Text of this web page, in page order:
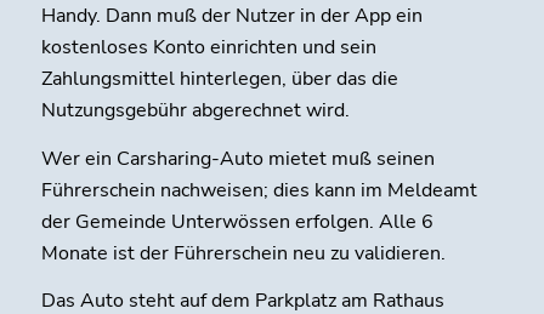
Handy. Dann muß der Nutzer in der App ein
kostenloses Konto einrichten und sein
Zahlungsmittel hinterlegen, über das die
Nutzungsgebühr abgerechnet wird.
Wer ein Carsharing-Auto mietet muß seinen
Führerschein nachweisen; dies kann im Meldeamt
der Gemeinde Unterwössen erfolgen. Alle 6
Monate ist der Führerschein neu zu validieren.
Das Auto steht auf dem Parkplatz am Rathaus